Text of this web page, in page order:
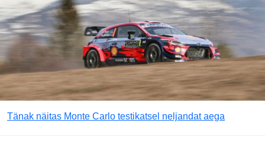
Tänak näitas Monte Carlo testikatsel neljandat aega